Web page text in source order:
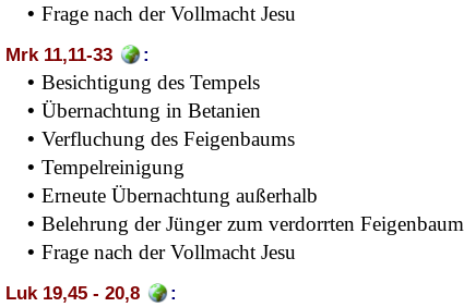
• Frage nach der Vollmacht Jesu
Mrk 11,11-33 :
• Besichtigung des Tempels
• Übernachtung in Betanien
• Verfluchung des Feigenbaums
• Tempelreinigung
• Erneute Übernachtung außerhalb
• Belehrung der Jünger zum verdorrten Feigenbaum
• Frage nach der Vollmacht Jesu
Luk 19,45 - 20,8 :